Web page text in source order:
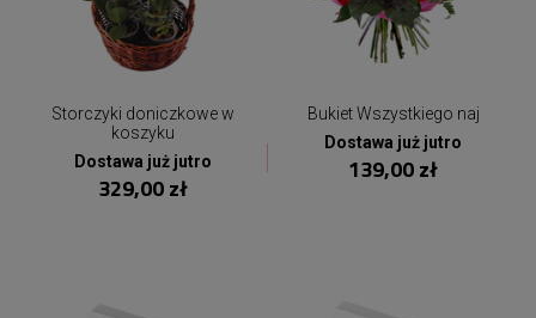
Storczyki doniczkowe w
koszyku
Dostawa już jutro
329,00 zł
Bukiet Wszystkiego naj
Dostawa już jutro
139,00 zł